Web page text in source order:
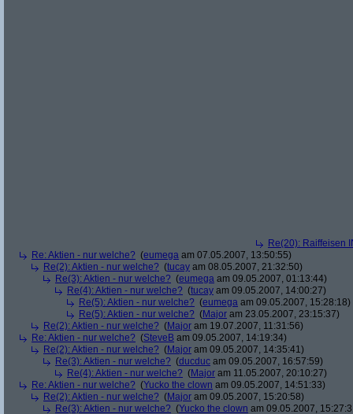
Re(20): Raiffeisen
Re: Aktien - nur welche? (eumega am 07.05.2007, 13:50:55)
Re(2): Aktien - nur welche? (tucay am 08.05.2007, 21:32:50)
Re(3): Aktien - nur welche? (eumega am 09.05.2007, 01:13:44)
Re(4): Aktien - nur welche? (tucay am 09.05.2007, 14:00:27)
Re(5): Aktien - nur welche? (eumega am 09.05.2007, 15:28:18)
Re(5): Aktien - nur welche? (Major am 23.05.2007, 23:15:37)
Re(2): Aktien - nur welche? (Major am 19.07.2007, 11:31:56)
Re: Aktien - nur welche? (SteveB am 09.05.2007, 14:19:34)
Re(2): Aktien - nur welche? (Major am 09.05.2007, 14:35:41)
Re(3): Aktien - nur welche? (ducduc am 09.05.2007, 16:57:59)
Re(4): Aktien - nur welche? (Major am 11.05.2007, 20:10:27)
Re: Aktien - nur welche? (Yucko the clown am 09.05.2007, 14:51:33)
Re(2): Aktien - nur welche? (Major am 09.05.2007, 15:20:58)
Re(3): Aktien - nur welche? (Yucko the clown am 09.05.2007,